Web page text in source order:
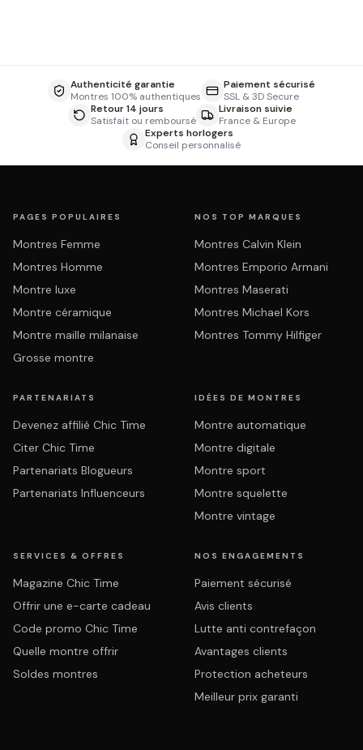
Authenticité garantie
Montres 100% authentiques
Paiement sécurisé
SSL & 3D Secure
Retour 14 jours
Satisfait ou remboursé
Livraison suivie
France & Europe
Experts horlogers
Conseil personnalisé
PAGES POPULAIRES
Montres Femme
Montres Homme
Montre luxe
Montre céramique
Montre maille milanaise
Grosse montre
NOS TOP MARQUES
Montres Calvin Klein
Montres Emporio Armani
Montres Maserati
Montres Michael Kors
Montres Tommy Hilfiger
PARTENARIATS
Devenez affilié Chic Time
Citer Chic Time
Partenariats Blogueurs
Partenariats Influenceurs
IDÉES DE MONTRES
Montre automatique
Montre digitale
Montre sport
Montre squelette
Montre vintage
SERVICES & OFFRES
Magazine Chic Time
Offrir une e-carte cadeau
Code promo Chic Time
Quelle montre offrir
Soldes montres
NOS ENGAGEMENTS
Paiement sécurisé
Avis clients
Lutte anti contrefaçon
Avantages clients
Protection acheteurs
Meilleur prix garanti